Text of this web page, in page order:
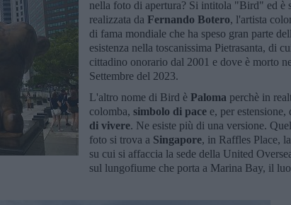
nella foto di apertura? Si intitola "Bird" ed è
realizzata da Fernando Botero, l'artista
di fama mondiale che ha speso gran parte
esistenza nella toscanissima Pietrasanta, di
cittadino onorario dal 2001 e dove è morto
Settembre del 2023.
L'altro nome di Bird è Paloma perchè in
colomba, simbolo di pace e, per estensione,
di vivere. Ne esiste più di una versione.
foto si trova a Singapore, in Raffles Place,
su cui si affaccia la sede della United
sul lungofiume che porta a Marina Bay, il